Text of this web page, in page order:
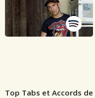
Top Tabs et Accords de